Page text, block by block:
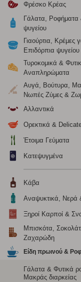
Φρέσκο Κρέας
Γάλατα, Ροφήματα
ψυγείου
Γιαούρτια, Κρέμες
Επιδόρπια ψυγείου
Τυροκομικά &
Αναπληρώματα
Αυγά, Βούτυρα,
Νωπές Ζύμες &
Αλλαντικά
Ορεκτικά &
Έτοιμα Γεύματα
Κατεψυγμένα
Κάβα
Αναψυκτικά, Νερά
Ξηροί Καρποί &
Μπισκότα,
Ζαχαρώδη
Είδη πρωινού &
Γάλατα & Φυτικά
Μακράς διαρκείας
Κατά την
περιέχουν